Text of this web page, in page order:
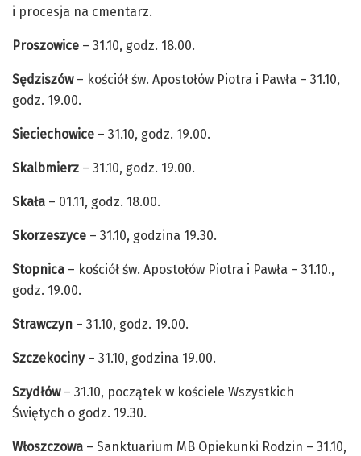
i procesja na cmentarz.
Proszowice – 31.10, godz. 18.00.
Sędziszów– kościół św. Apostołów Piotra i Pawła – 31.10,
godz. 19.00.
Sieciechowice – 31.10, godz. 19.00.
Skalbmierz – 31.10, godz. 19.00.
Skała – 01.11, godz. 18.00.
Skorzeszyce – 31.10, godzina 19.30.
Stopnica – kościół św. Apostołów Piotra i Pawła – 31.10.,
godz. 19.00.
Strawczyn – 31.10, godz. 19.00.
Szczekociny– 31.10, godzina 19.00.
Szydłów– 31.10, początek w kościele Wszystkich
Świętych o godz. 19.30.
Włoszczowa – Sanktuarium MB Opiekunki Rodzin – 31.10,